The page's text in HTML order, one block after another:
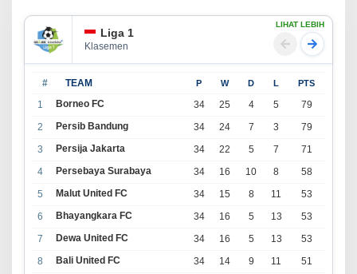
Liga 1
Klasemen
LIHAT LEBIH
# TEAM P W D L PTS
1 Borneo FC 34 25 4 5
79
2
Persib Bandung 34 24 7 3
79
3
Persija Jakarta 34 22 5 7
71
4
Persebaya Surabaya 34 16 10 8
58
5
Malut United FC 34 15 8 11
53
6
Bhayangkara FC 34 16 5 13
53
7
Dewa United FC 34 16 5 13
53
8
Bali United FC 34 14 9 11
51